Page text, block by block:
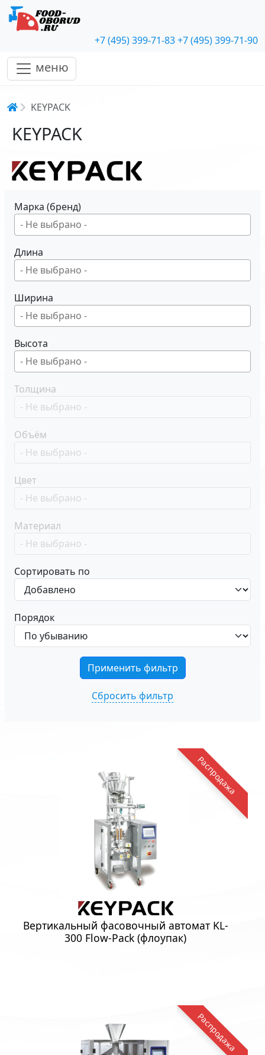
+7 (495) 399-71-83+7 (495) 399-71-90
меню
Строка навигации
KEYPACK
KEYPACK
Марка (бренд)
Длина
Ширина
Высота
Толщина
Объём
Цвет
Материал
Сортировать по
Порядок
Сбросить фильтр
Распродажа
Вертикальный фасовочный автомат KL-
300 Flow-Pack (флоупак)
Распродажа